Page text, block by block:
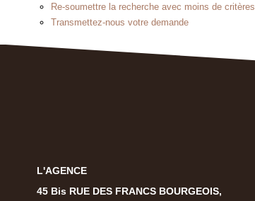
Re-soumettre la recherche avec moins de critères.
Transmettez-nous votre demande
L'AGENCE
45 Bis RUE DES FRANCS BOURGEOIS,